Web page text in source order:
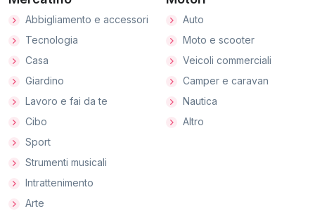
Abbigliamento e accessori
Tecnologia
Casa
Giardino
Lavoro e fai da te
Cibo
Sport
Strumenti musicali
Intrattenimento
Arte
Auto
Moto e scooter
Veicoli commerciali
Camper e caravan
Nautica
Altro